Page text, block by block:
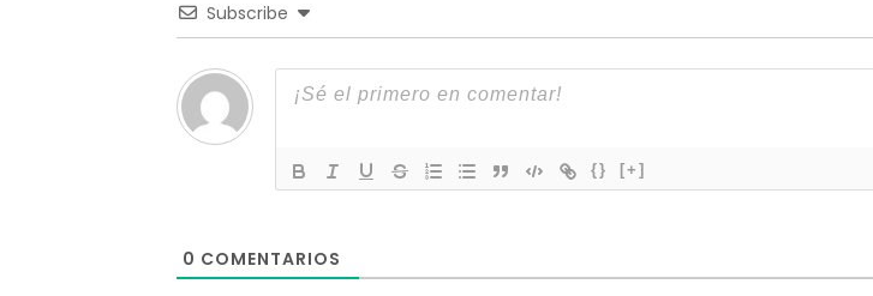
Subscribe
{} [+]
0 COMENTARIOS